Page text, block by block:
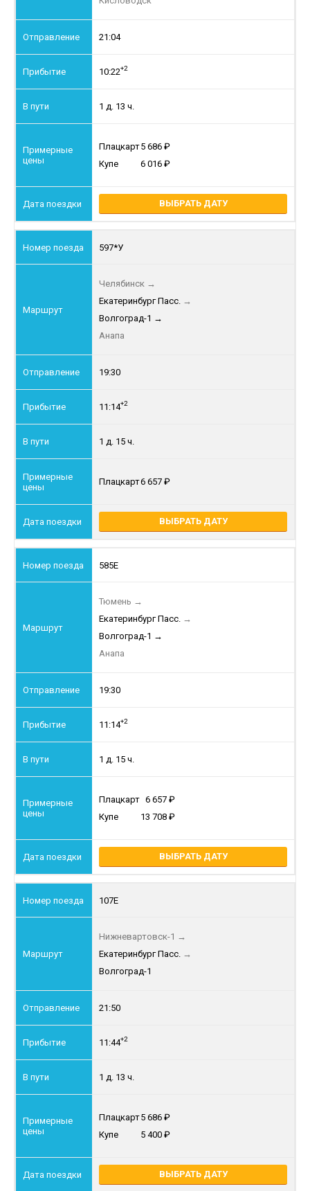
21:04
10:22+2
1 д. 13 ч.
Плацкарт5 686
Купе
6 016
ВЫБРАТЬ ДАТУ
597*У
Челябинск →
Екатеринбург Пасс. →
Волгоград-1 →
Анапа
19:30
11:14+2
1 д. 15 ч.
Плацкарт6 657
ВЫБРАТЬ ДАТУ
585Е
Тюмень →
Екатеринбург Пасс. →
Волгоград-1 →
Анапа
19:30
11:14+2
1 д. 15 ч.
Плацкарт 6 657
Купе
13 708
ВЫБРАТЬ ДАТУ
107Е
Нижневартовск-1 →
Екатеринбург Пасс. →
Волгоград-1
21:50
11:44+2
1 д. 13 ч.
Плацкарт5 686
Купе
5 400
ВЫБРАТЬ ДАТУ